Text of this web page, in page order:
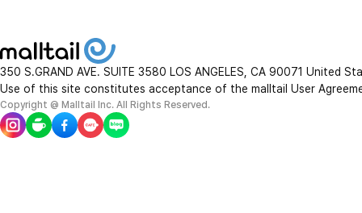
350 S.GRAND AVE. SUITE 3580 LOS ANGELES, CA 90071 United
Use of this site constitutes acceptance of the malltail User
Copyright @ Malltail Inc. All Rights Reserved.